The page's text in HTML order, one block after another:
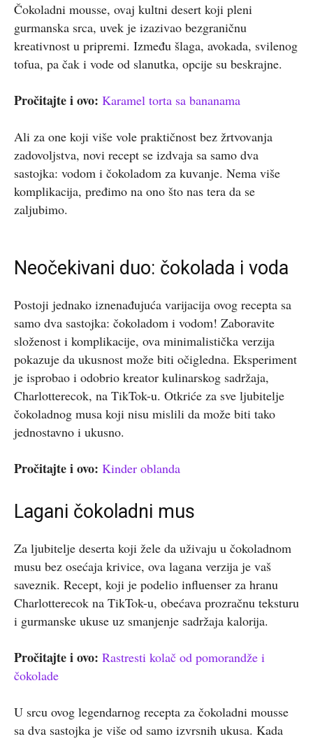
Čokoladni mousse, ovaj kultni desert koji pleni
gurmanska srca, uvek je izazivao bezgraničnu
kreativnost u pripremi. Između šlaga, avokada, svilenog
tofua, pa čak i vode od slanutka, opcije su beskrajne.
Pročitajte i ovo: Karamel torta sa bananama
Ali za one koji više vole praktičnost bez žrtvovanja
zadovoljstva, novi recept se izdvaja sa samo dva
sastojka: vodom i čokoladom za kuvanje. Nema više
komplikacija, pređimo na ono što nas tera da se
zaljubimo.
Neočekivani duo: čokolada i voda
Postoji jednako iznenađujuća varijacija ovog recepta sa
samo dva sastojka: čokoladom i vodom! Zaboravite
složenost i komplikacije, ova minimalistička verzija
pokazuje da ukusnost može biti očigledna. Eksperiment
je isprobao i odobrio kreator kulinarskog sadržaja,
Charlotterecok, na TikTok-u. Otkriće za sve ljubitelje
čokoladnog musa koji nisu mislili da može biti tako
jednostavno i ukusno.
Pročitajte i ovo: Kinder oblanda
Lagani čokoladni mus
Za ljubitelje deserta koji žele da uživaju u čokoladnom
musu bez osećaja krivice, ova lagana verzija je vaš
saveznik. Recept, koji je podelio influenser za hranu
Charlotterecok na TikTok-u, obećava prozračnu teksturu
i gurmanske ukuse uz smanjenje sadržaja kalorija.
Pročitajte i ovo: Rastresti kolač od pomorandže i
čokolade
U srcu ovog legendarnog recepta za čokoladni mousse
sa dva sastojka je više od samo izvrsnih ukusa. Kada